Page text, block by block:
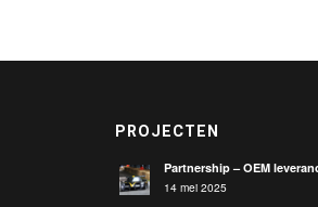
PROJECTEN
Partnership – OEM
14 mei 2025